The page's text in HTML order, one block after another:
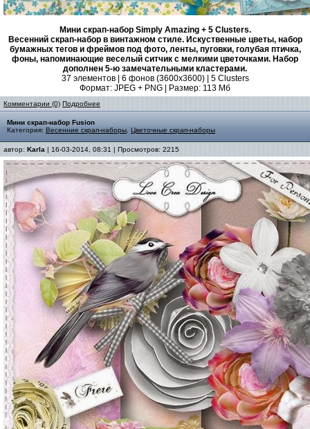
Мини скрап-набор Simply Amazing + 5 Сlusters.
Весенний скрап-набор в винтажном стиле. Искуственные цветы, набор
бумажных тегов и фреймов под фото, ленты, пуговки, голубая птичка,
фоны, напоминающие веселый ситчик с мелкими цветочками. Набор
дополнен 5-ю замечательными кластерами.
37 элементов | 6 фонов (3600х3600) | 5 Сlusters
Формат: JPEG + PNG | Размер: 113 Mб
Комментарии (0) Подробнее
Мини скрап-набор Fusion
Категория: Весенние скрап-наборы Цветочные скрап-наборы
автор: Karla | 16-03-2014, 08:31 | Просмотров: 2215